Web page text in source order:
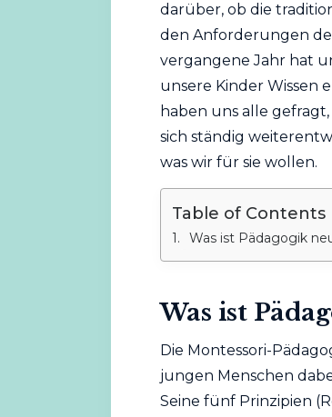
darüber, ob die
den Anforderungen
vergangene Jahr hat
unsere Kinder Wissen
haben uns alle
sich ständig
was wir für sie wollen.
Table of Contents
Was ist Pädagogik
Was ist
Die Montessori-
jungen Menschen
Seine fünf Prinzipien